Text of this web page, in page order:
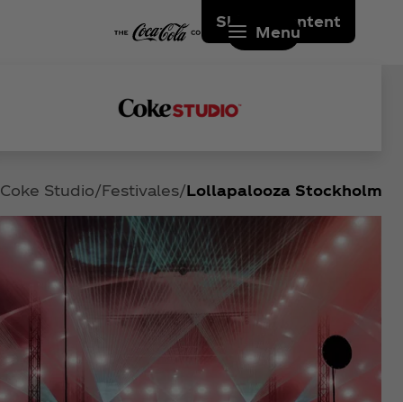
Skip to content
Menu
Coke Studio Festivales Lollapalooza Stockholm